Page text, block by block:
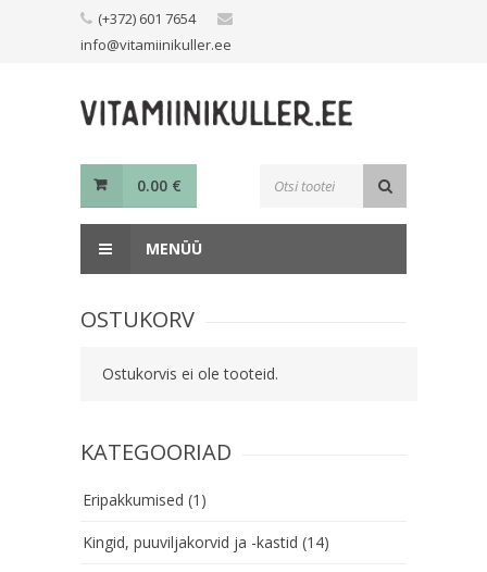
(+372) 601 7654
info@vitamiinikuller.ee
0.00 €
MENÜÜ
OSTUKORV
Ostukorvis ei ole tooteid.
KATEGOORIAD
Eripakkumised (1)
Kingid, puuviljakorvid ja -kastid (14)